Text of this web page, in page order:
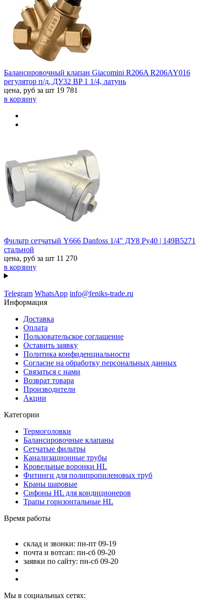
Балансировочный клапан Giacomini R206A R206AY016
регулятор п/д, ДУ32 BP 1 1/4, латунь
цена, руб за шт 19 781
в корзину
Фильтр сетчатый Y666 Danfoss 1/4" ДУ8 Ру40 | 149B5271
стальной
цена, руб за шт 11 270
в корзину
Telegram WhatsApp info@feniks-trade.ru
Информация
Доставка
Оплата
Пользовательское соглашение
Оставить заявку
Политика конфиденциальности
Согласие на обработку персональных данных
Связаться с нами
Возврат товара
Производители
Акции
Категории
Термоголовки
Балансировочные клапаны
Сетчатые фильтры
Канализационные трубы
Кровельные воронки HL
Фитинги для полипропиленовых труб
Краны шаровые
Сифоны HL для кондиционеров
Трапы горизонтальные HL
Время работы
склад и звонки: пн-пт 09-19
почта и вотсап: пн-сб 09-20
заявки по сайту: пн-сб 09-20
Мы в социальных сетях: